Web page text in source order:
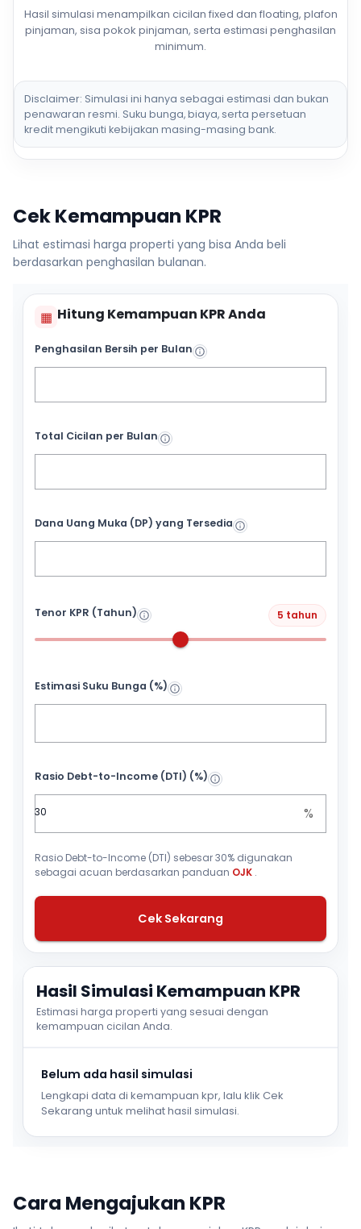
Hasil simulasi menampilkan cicilan fixed dan floating, plafon
pinjaman, sisa pokok pinjaman, serta estimasi penghasilan
minimum.
Disclaimer: Simulasi ini hanya sebagai estimasi dan bukan
penawaran resmi. Suku bunga, biaya, serta persetuan
kredit mengikuti kebijakan masing-masing bank.
Cek Kemampuan KPR
Lihat estimasi harga properti yang bisa Anda beli
berdasarkan penghasilan bulanan.
▦ Hitung Kemampuan KPR Anda
Penghasilan Bersih per Bulan
Total Cicilan per Bulan
Dana Uang Muka (DP) yang Tersedia
Tenor KPR (Tahun) 5 tahun
Estimasi Suku Bunga (%)
Rasio Debt-to-Income (DTI) (%)
%
Rasio Debt-to-Income (DTI) sebesar 30% digunakan
sebagai acuan berdasarkan panduan OJK .
Cek Sekarang
Hasil Simulasi Kemampuan KPR
Estimasi harga properti yang sesuai dengan
kemampuan cicilan Anda.
Belum ada hasil simulasi
Lengkapi data di kemampuan kpr, lalu klik Cek
Sekarang untuk melihat hasil simulasi.
Cara Mengajukan KPR